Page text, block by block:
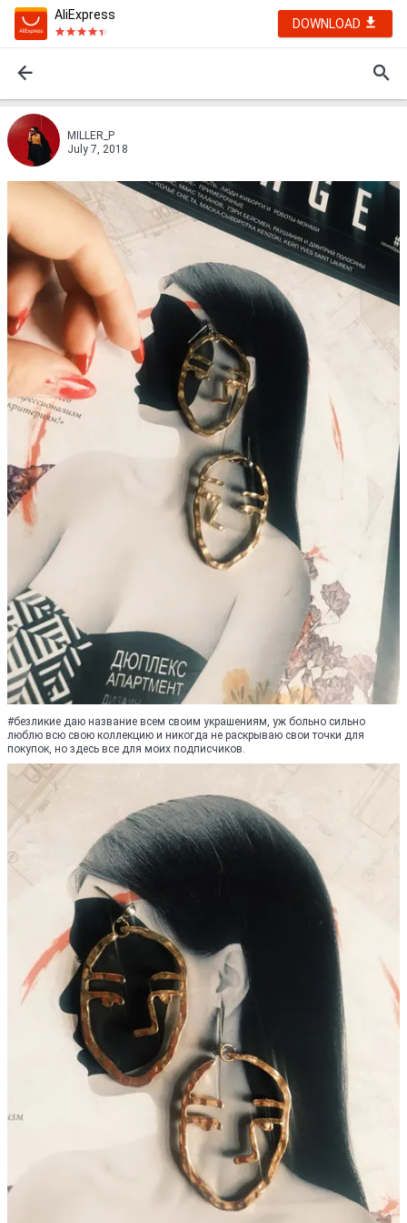
AliExpress
DOWNLOAD
MILLER_P
July 7, 2018
#безликие даю название всем своим украшениям, уж больно сильно
люблю всю свою коллекцию и никогда не раскрываю свои точки для
покупок, но здесь все для моих подписчиков.